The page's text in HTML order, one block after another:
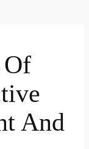
Of
And